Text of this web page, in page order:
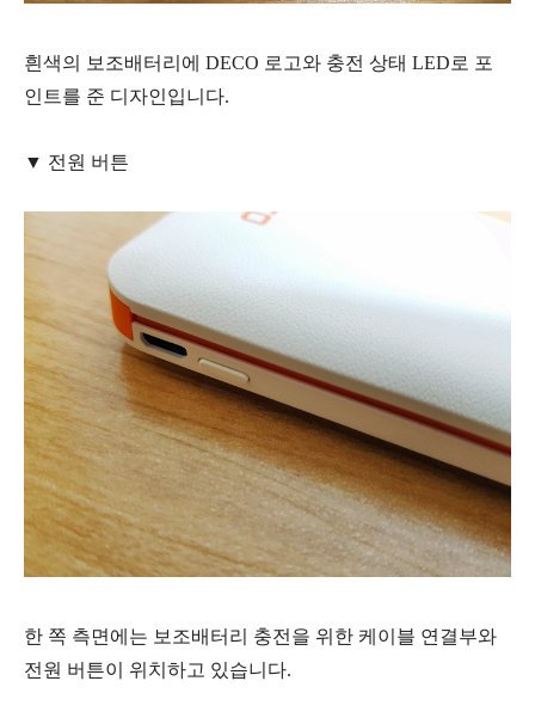
흰색의 보조배터리에 DECO 로고와 충전 상태 LED로 포
인트를 준 디자인입니다.
▼ 전원 버튼
한 쪽 측면에는 보조배터리 충전을 위한 케이블 연결부와
전원 버튼이 위치하고 있습니다.